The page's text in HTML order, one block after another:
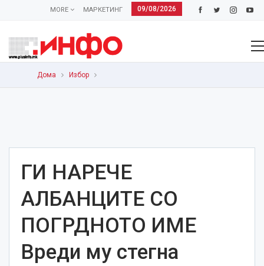
09/08/2026
МАРКЕТИНГ
MORE
Дома Избор
ГИ НАРЕЧЕ
АЛБАНЦИТЕ СО
ПОГРДНОТО ИМЕ
Вреди му стегна